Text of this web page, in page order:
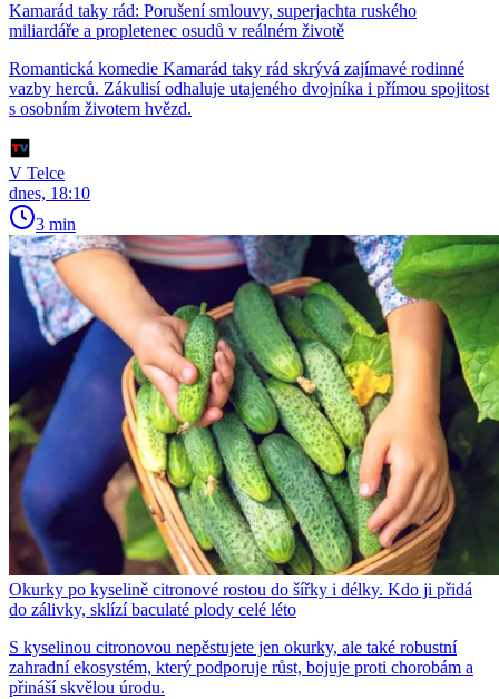
Kamarád taky rád: Porušení smlouvy, superjachta ruského
miliardáře a propletenec osudů v reálném životě
Romantická komedie Kamarád taky rád skrývá zajímavé rodinné
vazby herců. Zákulisí odhaluje utajeného dvojníka i přímou spojitost
s osobním životem hvězd.
V Telce
dnes, 18:10
3 min
Okurky po kyselině citronové rostou do šířky i délky. Kdo ji přidá
do zálivky, sklízí baculaté plody celé léto
S kyselinou citronovou nepěstujete jen okurky, ale také robustní
zahradní ekosystém, který podporuje růst, bojuje proti chorobám a
přináší skvělou úrodu.